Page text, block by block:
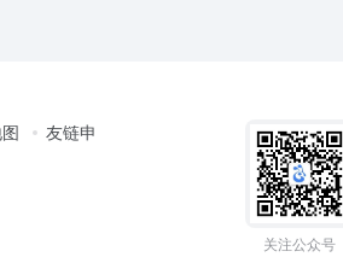
友链申
关注公众号